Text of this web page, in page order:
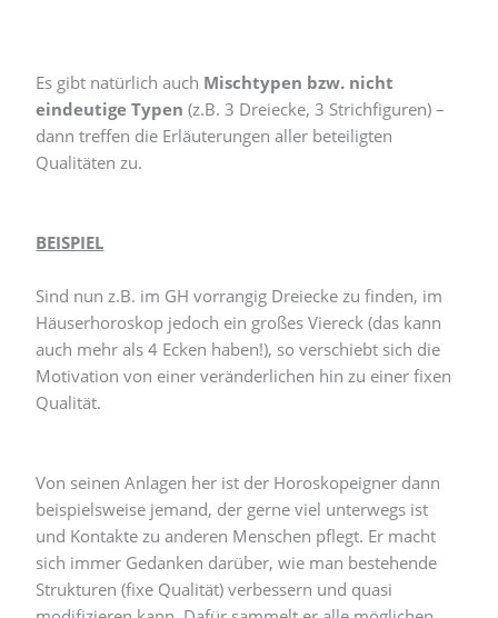
Es gibt natürlich auch Mischtypen bzw. nicht
eindeutige Typen (z.B. 3 Dreiecke, 3 Strichfiguren) –
dann treffen die Erläuterungen aller beteiligten
Qualitäten zu.
BEISPIEL
Sind nun z.B. im GH vorrangig Dreiecke zu finden, im
Häuserhoroskop jedoch ein großes Viereck (das kann
auch mehr als 4 Ecken haben!), so verschiebt sich die
Motivation von einer veränderlichen hin zu einer fixen
Qualität.
Von seinen Anlagen her ist der Horoskopeigner dann
beispielsweise jemand, der gerne viel unterwegs ist
und Kontakte zu anderen Menschen pflegt. Er macht
sich immer Gedanken darüber, wie man bestehende
Strukturen (fixe Qualität) verbessern und quasi